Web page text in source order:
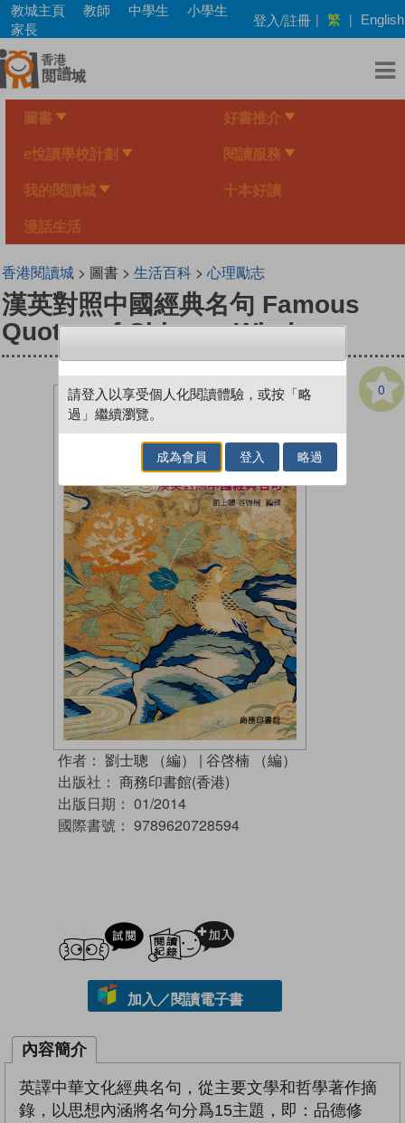
Skip
main
content
教城主頁 教師 中學生
小學生
家長
登入/註冊 | 繁 | English
圖書 好書推介
e悅讀學校計劃 閱讀服務
我的閱讀城 十本好讀
漫話生活
香港閱讀城> 圖書 > 生活百科> 心理勵志
漢英對照中國經典名句 Famous
Quotes of Chinese Wisdom
0
作者： 劉士聰 （編） | 谷啓楠 （編）
出版社： 商務印書館(香港)
出版日期： 01/2014
國際書號： 9789620728594
試閲
加入／閱讀電子書
內容簡介
英譯中華文化經典名句，從主要文學和哲學著作摘
錄，以思想內涵將名句分爲15主題，即：品德修
請登入以享受個人化閱讀體驗，或按「略
過」繼續瀏覽。
成為會員 登入 略過